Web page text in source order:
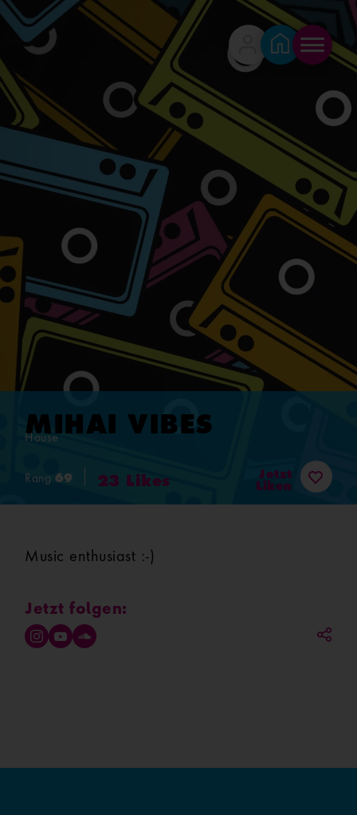
MIHAI VIBES
House
Rang 69 23 Likes
Jetzt
Liken
Music enthusiast :-)
Jetzt folgen: